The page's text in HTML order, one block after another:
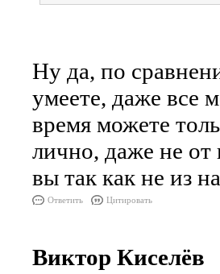
Ну да, по
умеете, даже все
время можете
лично, даже не
вы так как не из
Ответить Цитировать
Виктор Киселёв